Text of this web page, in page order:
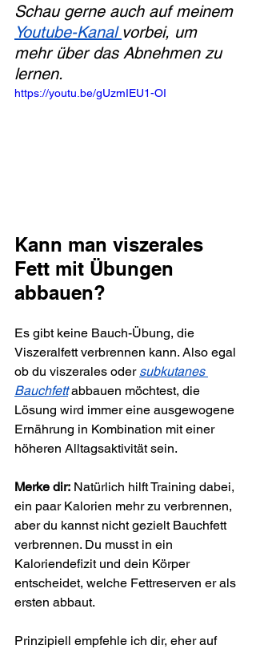
Schau gerne auch auf meinem
Youtube-Kanal vorbei, um
mehr über das Abnehmen zu
lernen.
https://youtu.be/gUzmIEU1-OI
Kann man viszerales
Fett mit Übungen
abbauen?
Es gibt keine Bauch-Übung, die
Viszeralfett verbrennen kann. Also egal
ob du viszerales oder subkutanes
Bauchfett abbauen möchtest, die
Lösung wird immer eine ausgewogene
Ernährung in Kombination mit einer
höheren Alltagsaktivität sein.
Merke dir: Natürlich hilft Training dabei,
ein paar Kalorien mehr zu verbrennen,
aber du kannst nicht gezielt Bauchfett
verbrennen. Du musst in ein
Kaloriendefizit und dein Körper
entscheidet, welche Fettreserven er als
ersten abbaut.
Prinzipiell empfehle ich dir, eher auf